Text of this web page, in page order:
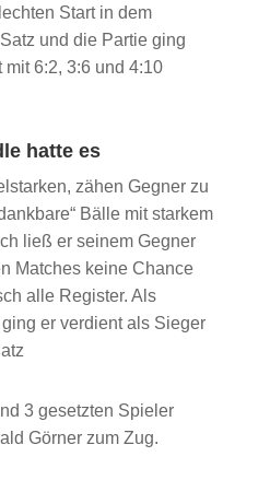
Start in dem
und die Partie ging
6:2, 3:6 und 4:10
hatte es
zähen Gegner zu
Bälle mit starkem
ließ er seinem Gegner
Matches keine Chance
alle Register. Als
er verdient als Sieger
3 gesetzten Spieler
Görner zum Zug.